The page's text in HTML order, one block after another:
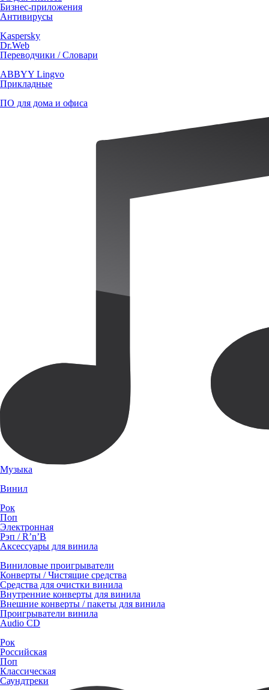
Бизнес-приложения
Антивирусы
Kaspersky
Dr.Web
Переводчики / Словари
ABBYY Lingvo
Прикладные
ПО для дома и офиса
Музыка
Винил
Рок
Поп
Электронная
Рэп / R’n’B
Аксессуары для винила
Виниловые проигрыватели
Конверты / Чистящие средства
Средства для очистки винила
Внутренние конверты для винила
Внешние конверты / пакеты для винила
Проигрыватели винила
Audio CD
Рок
Российская
Поп
Классическая
Саундтреки